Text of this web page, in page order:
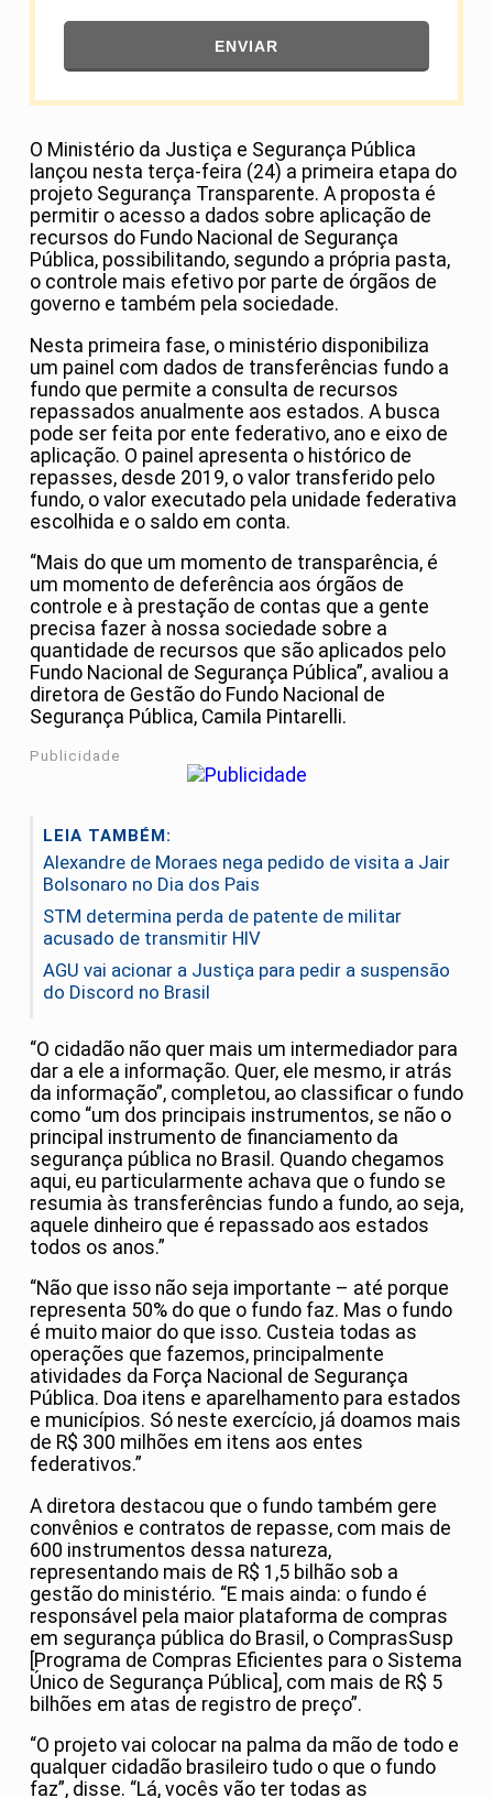
ENVIAR
O Ministério da Justiça e Segurança Pública
lançou nesta terça-feira (24) a primeira etapa do
projeto Segurança Transparente. A proposta é
permitir o acesso a dados sobre aplicação de
recursos do Fundo Nacional de Segurança
Pública, possibilitando, segundo a própria pasta,
o controle mais efetivo por parte de órgãos de
governo e também pela sociedade.
Nesta primeira fase, o ministério disponibiliza
um painel com dados de transferências fundo a
fundo que permite a consulta de recursos
repassados anualmente aos estados. A busca
pode ser feita por ente federativo, ano e eixo de
aplicação. O painel apresenta o histórico de
repasses, desde 2019, o valor transferido pelo
fundo, o valor executado pela unidade federativa
escolhida e o saldo em conta.
“Mais do que um momento de transparência, é
um momento de deferência aos órgãos de
controle e à prestação de contas que a gente
precisa fazer à nossa sociedade sobre a
quantidade de recursos que são aplicados pelo
Fundo Nacional de Segurança Pública”, avaliou a
diretora de Gestão do Fundo Nacional de
Segurança Pública, Camila Pintarelli.
Publicidade
LEIA TAMBÉM:
Alexandre de Moraes nega pedido de visita a Jair
Bolsonaro no Dia dos Pais
STM determina perda de patente de militar
acusado de transmitir HIV
AGU vai acionar a Justiça para pedir a suspensão
do Discord no Brasil
“O cidadão não quer mais um intermediador para
dar a ele a informação. Quer, ele mesmo, ir atrás
da informação”, completou, ao classificar o fundo
como “um dos principais instrumentos, se não o
principal instrumento de financiamento da
segurança pública no Brasil. Quando chegamos
aqui, eu particularmente achava que o fundo se
resumia às transferências fundo a fundo, ao seja,
aquele dinheiro que é repassado aos estados
todos os anos.”
“Não que isso não seja importante – até porque
representa 50% do que o fundo faz. Mas o fundo
é muito maior do que isso. Custeia todas as
operações que fazemos, principalmente
atividades da Força Nacional de Segurança
Pública. Doa itens e aparelhamento para estados
e municípios. Só neste exercício, já doamos mais
de R$ 300 milhões em itens aos entes
federativos.”
A diretora destacou que o fundo também gere
convênios e contratos de repasse, com mais de
600 instrumentos dessa natureza,
representando mais de R$ 1,5 bilhão sob a
gestão do ministério. “E mais ainda: o fundo é
responsável pela maior plataforma de compras
em segurança pública do Brasil, o ComprasSusp
[Programa de Compras Eficientes para o Sistema
Único de Segurança Pública], com mais de R$ 5
bilhões em atas de registro de preço”.
“O projeto vai colocar na palma da mão de todo e
qualquer cidadão brasileiro tudo o que o fundo
faz”, disse. “Lá, vocês vão ter todas as